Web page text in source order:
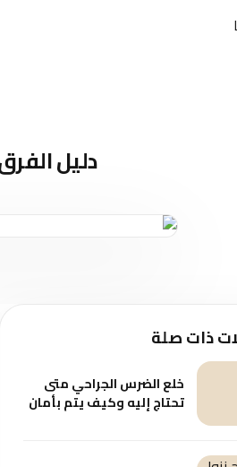
دليل
ذات صلة
خلع الضرس الجراحي متى
تحتاج إليه وكيف يتم بأمان